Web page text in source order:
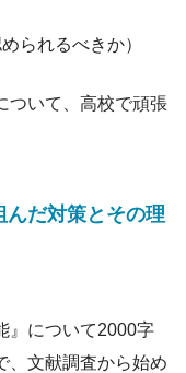
られるべきか）
ついて、高校で頑張
だ対策とその理
』について2000字
、文献調査から始め